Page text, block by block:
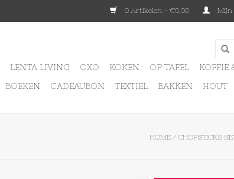
0 Artikelen - €0,00 Mijn
LENTA LIVING OXO KOKEN OP TAFEL
KOFFIE
BOEKEN CADEAUBON TEXTIEL BAKKEN HOUT
HOME / CHOPSTICKS